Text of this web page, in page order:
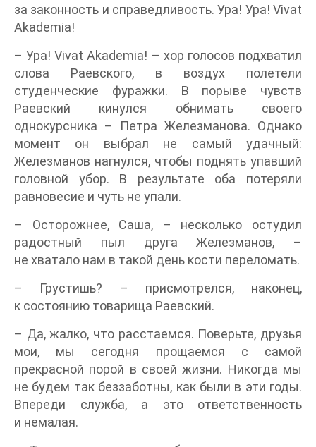
за законность и справедливость. Ура! Ура! Vivat
Akademia!
– Ура! Vivat Akademia! – хор голосов подхватил
слова Раевского, в воздух полетели
студенческие фуражки. В порыве чувств
Раевский кинулся обнимать своего
однокурсника – Петра Железманова. Однако
момент он выбрал не самый удачный:
Железманов нагнулся, чтобы поднять упавший
головной убор. В результате оба потеряли
равновесие и чуть не упали.
– Осторожнее, Саша, – несколько остудил
радостный пыл друга Железманов, –
не хватало нам в такой день кости переломать.
– Грустишь? – присмотрелся, наконец,
к состоянию товарища Раевский.
– Да, жалко, что расстаемся. Поверьте, друзья
мои, мы сегодня прощаемся с самой
прекрасной порой в своей жизни. Никогда мы
не будем так беззаботны, как были в эти годы.
Впереди служба, а это ответственность
и немалая.